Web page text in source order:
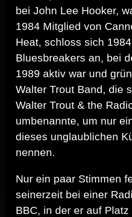
bei John Lee Hooker,
1984 Mitglied von
Heat, schloss sich
Bluesbreakers an, bei
1989 aktiv war und
Walter Trout Band, die
Walter Trout & the
umbenannte, um nur
dieses unglaublichen
nennen.
Nur ein paar Stimmen
seinerzeit bei einer
BBC, in der er auf Platz